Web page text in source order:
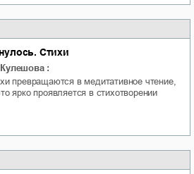
Стихи
:
превращаются в медитативное чтение,
ярко проявляется в стихотворении